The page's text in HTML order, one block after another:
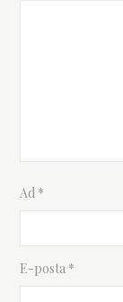
Ad *
E-posta *